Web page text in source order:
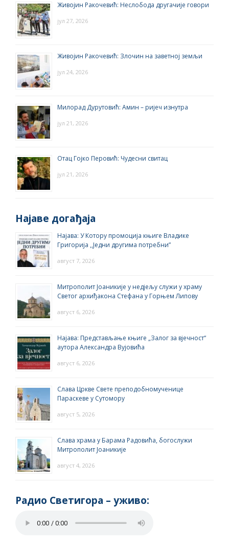
Живојин Ракочевић: Неслобода другачије говори
јул 27, 2026
Живојин Ракочевић: Злочин на заветној земљи
јул 24, 2026
Милорад Дурутовић: Амин – ријеч изнутра
јул 21, 2026
Отац Гојко Перовић: Чудесни свитац
јул 21, 2026
Најаве догађаја
Најава: У Котору промоција књиге Владике
Григорија ,,Једни другима потребни”
август 7, 2026
Митрополит Јоаникије у недјељу служи у храму
Светог архиђакона Стефана у Горњем Липову
август 6, 2026
Најава: Представљање књиге „Залог за вјечност“
аутора Александра Вујовића
август 6, 2026
Слава Цркве Свете преподобномученице
Параскеве у Сутомору
август 5, 2026
Слава храма у Барама Радовића, богослужи
Митрополит Јоаникије
август 4, 2026
Радио Светигора – yживо: